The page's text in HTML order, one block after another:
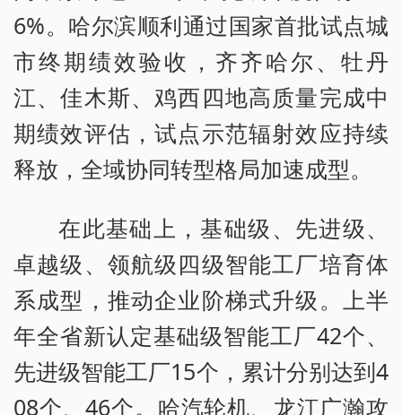
6%。哈尔滨顺利通过国家首批试点城
市终期绩效验收，齐齐哈尔、牡丹
江、佳木斯、鸡西四地高质量完成中
期绩效评估，试点示范辐射效应持续
释放，全域协同转型格局加速成型。
在此基础上，基础级、先进级、
卓越级、领航级四级智能工厂培育体
系成型，推动企业阶梯式升级。上半
年全省新认定基础级智能工厂42个、
先进级智能工厂15个，累计分别达到4
08个、46个。哈汽轮机、龙江广瀚攻